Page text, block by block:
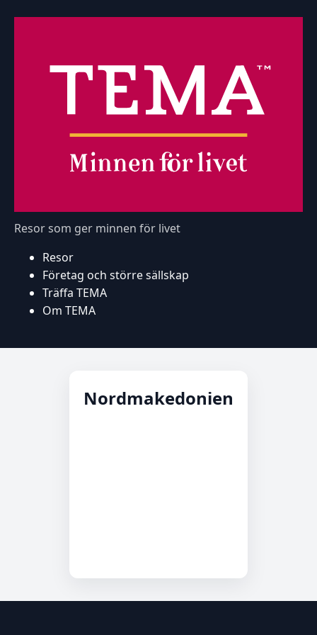
Resor som ger minnen för livet
Resor
Företag och större sällskap
Träffa TEMA
Om TEMA
Nordmakedonien